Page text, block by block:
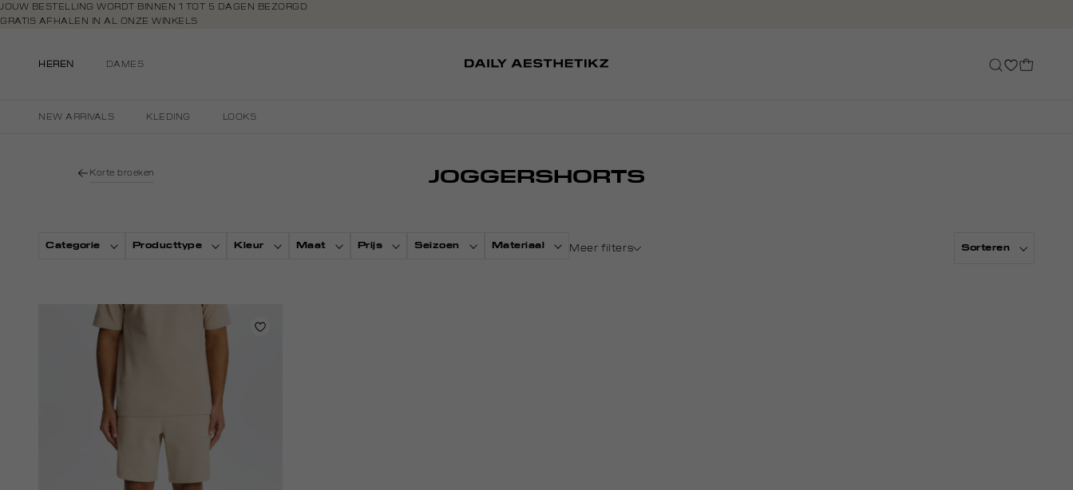
Navigeer
direct naar
Open de
JOUW BESTELLING WORDT BINNEN 1 TOT 5 DAGEN BEZORGD
GRATIS AFHALEN IN AL ONZE WINKELS
HEREN
DAMES
NEW ARRIVALS KLEDING LOOKS
Korte broeken JOGGERSHORTS
Categorie Producttype Kleur Maat Prijs Seizoen Materiaal Sorteren
Meer filters